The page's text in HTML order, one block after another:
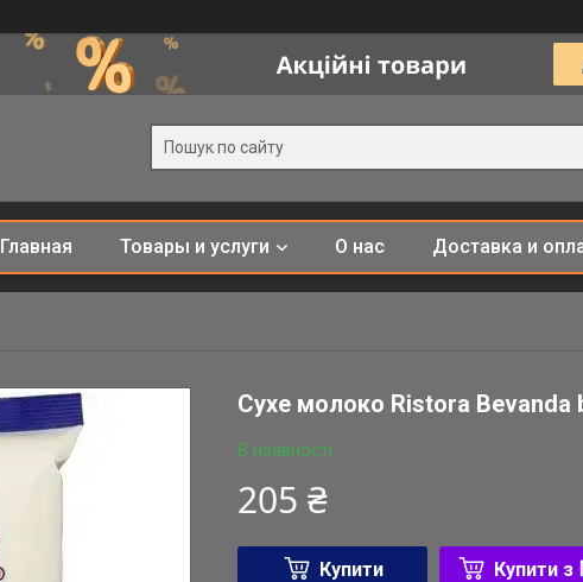
Главная Товары и услуги О нас Доставка и
Сухе молоко Ristora Bevanda
В наявності
205 ₴
Купити Купити з